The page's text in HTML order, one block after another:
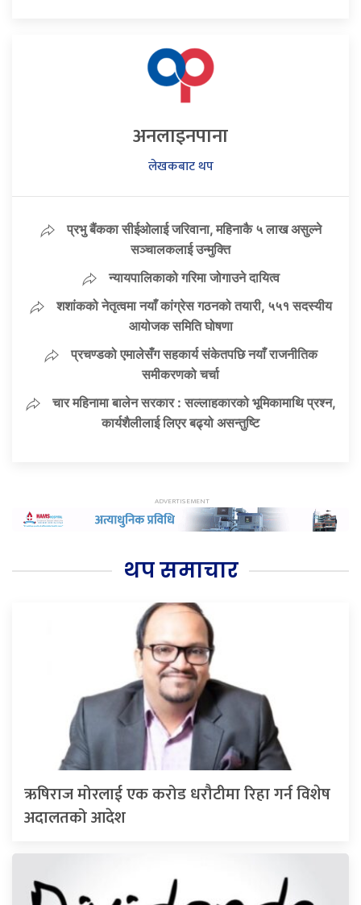
अनलाइनपाना
लेखकबाट थप
प्रभु बैंकका सीईओलाई जरिवाना, महिनाकै ५ लाख असुल्ने
सञ्चालकलाई उन्मुक्ति
न्यायपालिकाको गरिमा जोगाउने दायित्व
शशांकको नेतृत्वमा नयाँ कांग्रेस गठनको तयारी, ५५१ सदस्यीय
आयोजक समिति घोषणा
प्रचण्डको एमालेसँग सहकार्य संकेतपछि नयाँ राजनीतिक
समीकरणको चर्चा
चार महिनामा बालेन सरकार : सल्लाहकारको भूमिकामाथि प्रश्न,
कार्यशैलीलाई लिएर बढ्यो असन्तुष्टि
थप समाचार
ऋषिराज मोरलाई एक करोड धरौटीमा रिहा गर्न विशेष
अदालतको आदेश